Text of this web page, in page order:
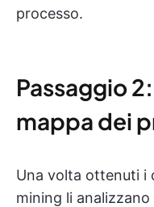
processo.
Passaggio
mappa dei
Una volta ottenuti i
mining li